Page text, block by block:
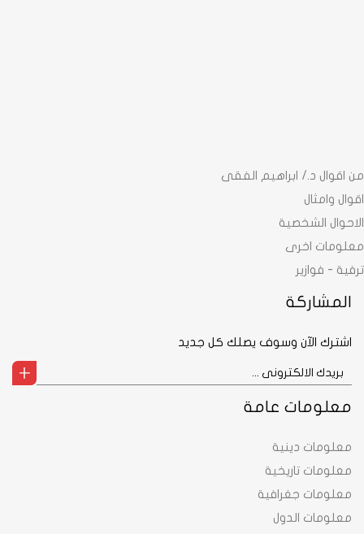
معلومات عامة
معلومات دينية
معلومات تاريخية
معلومات جغرافية
معلومات الدول
من اقوال د./ ابراهيم الفقى
اقوال وامثال
الاحوال الشخصية
معلومات اخرى
ترفية - فوازير
المشاركة
اشترك الآن وسوف يصلك كل جديد